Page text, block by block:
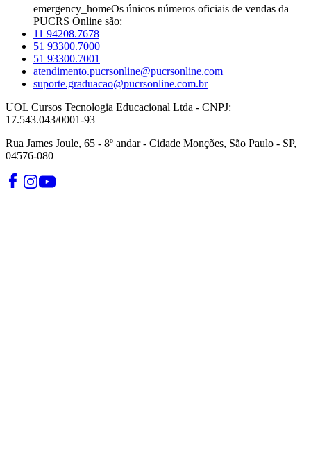
emergency_homeOs únicos números oficiais de vendas da
PUCRS Online são:
11 94208.7678
51 93300.7000
51 93300.7001
atendimento.pucrsonline@pucrsonline.com
suporte.graduacao@pucrsonline.com.br
UOL Cursos Tecnologia Educacional Ltda - CNPJ:
17.543.043/0001-93
Rua James Joule, 65 - 8º andar - Cidade Monções, São Paulo - SP,
04576-080